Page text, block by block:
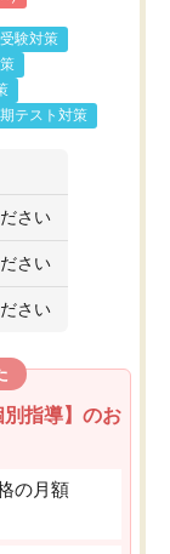
験対策
テスト対策
さい
さい
さい
別指導】のお
の月額